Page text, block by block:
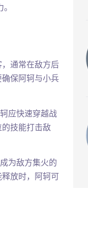
通常在敌方后
保阿轲与小兵
应快速穿越战
技能打击敌
为敌方集火的
放时，阿轲可